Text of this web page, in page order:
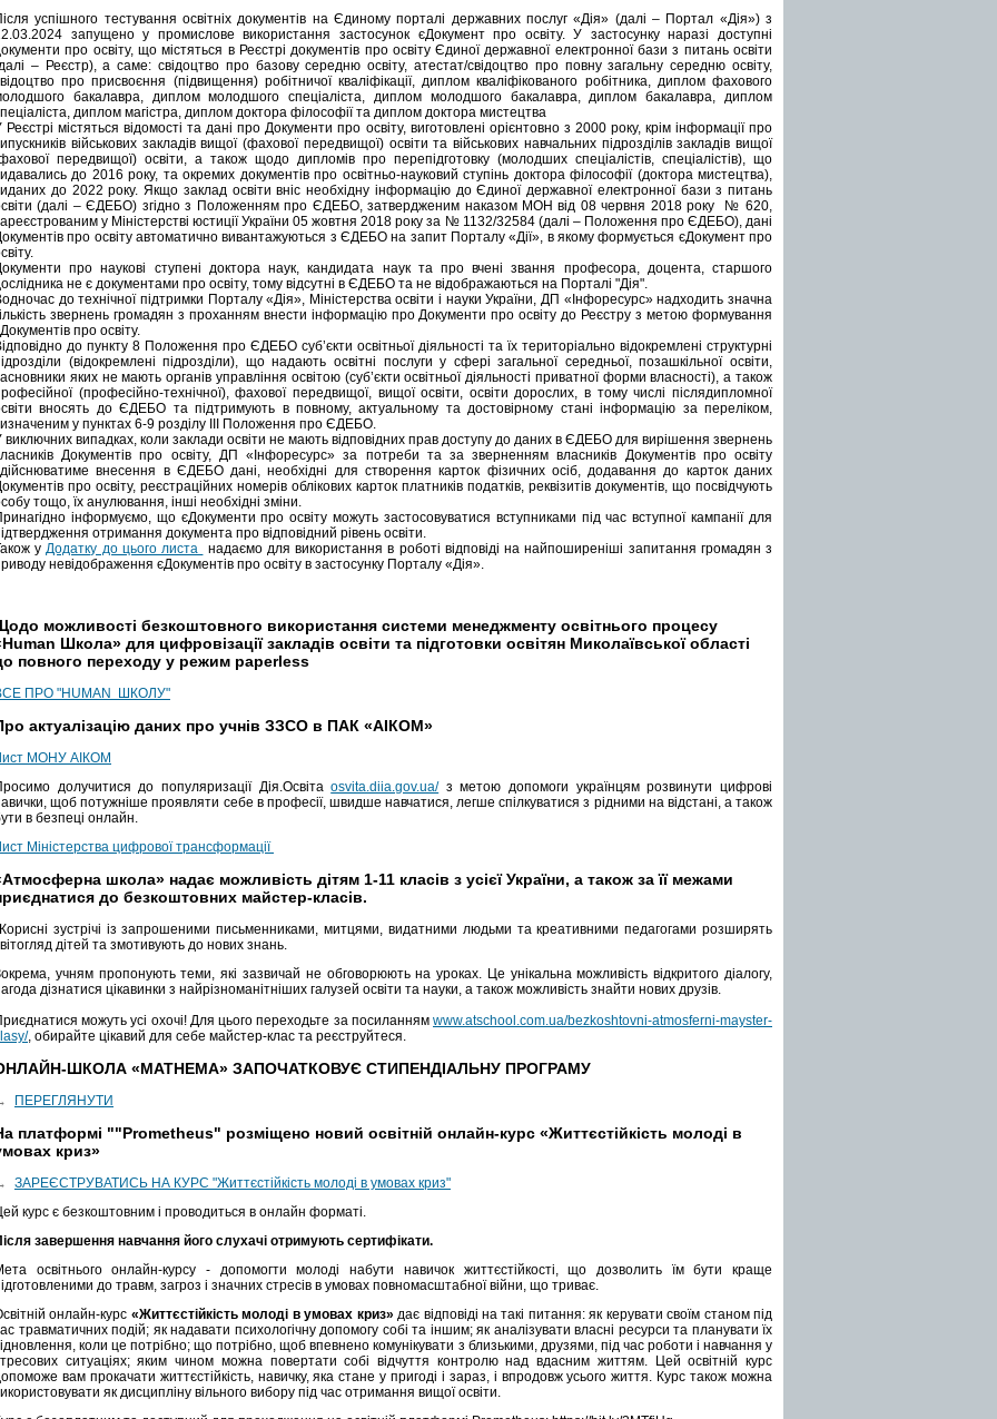
успішного тестування освітніх документів на Єдиному порталі державних послуг «Дія» (далі – Портал «Дія») з
запущено у промислове використання застосунок єДокумент про освіту. У застосунку наразі доступні
про освіту, що містяться в Реєстрі документів про освіту Єдиної державної електронної бази з питань освіти
– Реєстр), а саме: свідоцтво про базову середню освіту, атестат/свідоцтво про повну загальну середню освіту,
про присвоєння (підвищення) робітничої кваліфікації, диплом кваліфікованого робітника, диплом фахового
бакалавра, диплом молодшого спеціаліста, диплом молодшого бакалавра, диплом бакалавра, диплом
диплом магістра, диплом доктора філософії та диплом доктора мистецтва
Реєстрі містяться відомості та дані про Документи про освіту, виготовлені орієнтовно з 2000 року, крім інформації про
військових закладів вищої (фахової передвищої) освіти та військових навчальних підрозділів закладів вищої
передвищої) освіти, а також щодо дипломів про перепідготовку (молодших спеціалістів, спеціалістів), що
до 2016 року, та окремих документів про освітньо-науковий ступінь доктора філософії (доктора мистецтва),
до 2022 року. Якщо заклад освіти вніс необхідну інформацію до Єдиної державної електронної бази з питань
(далі – ЄДЕБО) згідно з Положенням про ЄДЕБО, затвердженим наказом МОН від 08 червня 2018 року № 620,
у Міністерстві юстиції України 05 жовтня 2018 року за № 1132/32584 (далі – Положення про ЄДЕБО), дані
про освіту автоматично вивантажуються з ЄДЕБО на запит Порталу «Дії», в якому формується єДокумент про
про наукові ступені доктора наук, кандидата наук та про вчені звання професора, доцента, старшого
не є документами про освіту, тому відсутні в ЄДЕБО та не відображаються на Порталі "Дія".
до технічної підтримки Порталу «Дія», Міністерства освіти і науки України, ДП «Інфоресурс» надходить значна
звернень громадян з проханням внести інформацію про Документи про освіту до Реєстру з метою формування
про освіту.
до пункту 8 Положення про ЄДЕБО суб’єкти освітньої діяльності та їх територіально відокремлені структурні
(відокремлені підрозділи), що надають освітні послуги у сфері загальної середньої, позашкільної освіти,
яких не мають органів управління освітою (суб’єкти освітньої діяльності приватної форми власності), а також
(професійно-технічної), фахової передвищої, вищої освіти, освіти дорослих, в тому числі післядипломної
вносять до ЄДЕБО та підтримують в повному, актуальному та достовірному стані інформацію за переліком,
у пунктах 6-9 розділу III Положення про ЄДЕБО.
виключних випадках, коли заклади освіти не мають відповідних прав доступу до даних в ЄДЕБО для вирішення звернень
Документів про освіту, ДП «Інфоресурс» за потреби та за зверненням власників Документів про освіту
внесення в ЄДЕБО дані, необхідні для створення карток фізичних осіб, додавання до карток даних
про освіту, реєстраційних номерів облікових карток платників податків, реквізитів документів, що посвідчують
тощо, їх анулювання, інші необхідні зміни.
інформуємо, що єДокументи про освіту можуть застосовуватися вступниками під час вступної кампанії для
отримання документа про відповідний рівень освіти.
уДодатку до цього листа
надаємо для використання в роботі відповіді на найпоширеніші запитання громадян з
невідображення єДокументів про освіту в застосунку Порталу «Дія».
можливості безкоштовного використання системи менеджменту освітнього процесу
Школа» для цифровізації закладів освіти та підготовки освітян Миколаївської області
повного переходу у режим paperless
ПРО "HUMAN ШКОЛУ"
актуалізацію даних про учнів ЗЗСО в ПАК «АІКОМ»
МОНУ АІКОМ
долучитися до популяризації Дія.Освітаosvita.diia.gov.ua/з метою допомоги українцям розвинути цифрові
щоб потужніше проявляти себе в професії, швидше навчатися, легше спілкуватися з рідними на відстані, а також
в безпеці онлайн.
Міністерства цифрової трансформації
школа» надає можливість дітям 1-11 класів з усієї України, а також за її межами
до безкоштовних майстер-класів.
зустрічі із запрошеними письменниками, митцями, видатними людьми та креативними педагогами розширять
дітей та змотивують до нових знань.
учням пропонують теми, які зазвичай не обговорюють на уроках. Це унікальна можливість відкритого діалогу,
дізнатися цікавинки з найрізноманітніших галузей освіти та науки, а також можливість знайти нових друзів.
можуть усі охочі! Для цього переходьте за посиланням www.atschool.com.ua/bezkoshtovni-atmosferni-mayster-
, обирайте цікавий для себе майстер-клас та реєструйтеся.
ШКОЛА «MATHEMA» ЗАПОЧАТКОВУЄ СТИПЕНДІАЛЬНУ ПРОГРАМУ
ПЕРЕГЛЯНУТИ
платформі ""Prometheus" розміщено новий освітній онлайн-курс «Життєстійкість молоді в
криз»
ЗАРЕЄСТРУВАТИСЬ НА КУРС "Життєстійкість молоді в умовах криз"
курс є безкоштовним і проводиться в онлайн форматі.
завершення навчання його слухачі отримують сертифікати.
освітнього онлайн-курсу - допомогти молоді набути навичок життєстійкості, що дозволить їм бути краще
до травм, загроз і значних стресів в умовах повномасштабної війни, що триває.
онлайн-курс «Життєстійкість молоді в умовах криз» дає відповіді на такі питання: як керувати своїм станом під
травматичних подій; як надавати психологічну допомогу собі та іншим; як аналізувати власні ресурси та планувати їх
коли це потрібно; що потрібно, щоб впевнено комунікувати з близькими, друзями, під час роботи і навчання у
ситуаціях; яким чином можна повертати собі відчуття контролю над вдасним життям.
Цей освітній курс
вам прокачати життєстійкість, навичку, яка стане у пригоді і зараз, і впродовж усього життя. Курс також можна
як дисципліну вільного вибору під час отримання вищої освіти.